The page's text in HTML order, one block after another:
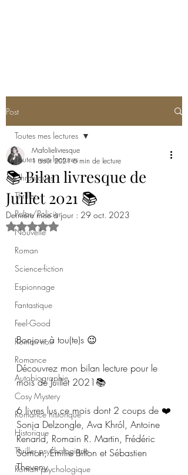
Post
Toutes mes lectures
Chroniques
Thriller
Polar/Policier
Nouvelle
Roman
Science-fiction
Espionnage
Fantastique
Feel-Good
Roman noir
Romance
Autobiographie
Cosy Mystery
Romance historique
Historique
Thriller psychologique
Roman psychologique
Toutes mes lectures
📚 Bilan livresque de
Juillet 2021 📚
Mafolielivresque
1 août 2021 6 min de lecture
Dernière mise à jour : 29 oct. 2023
Noté NaN étoiles sur 5.
Bonjour à tou(te)s 😉
Découvrez mon bilan lecture pour le
mois de Juillet 2021📚
6 livres lus ce mois dont 2 coups de ❤️
Sonja Delzongle, Ava Khról, Antoine
Renand, Romain R. Martin, Frédéric
Somon, Émilie Billon et Sébastien
Theveny.